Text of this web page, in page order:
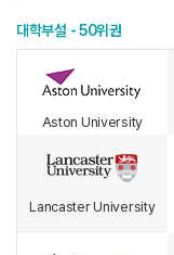
대학부설 - 50위권
Aston University
Lancaster University